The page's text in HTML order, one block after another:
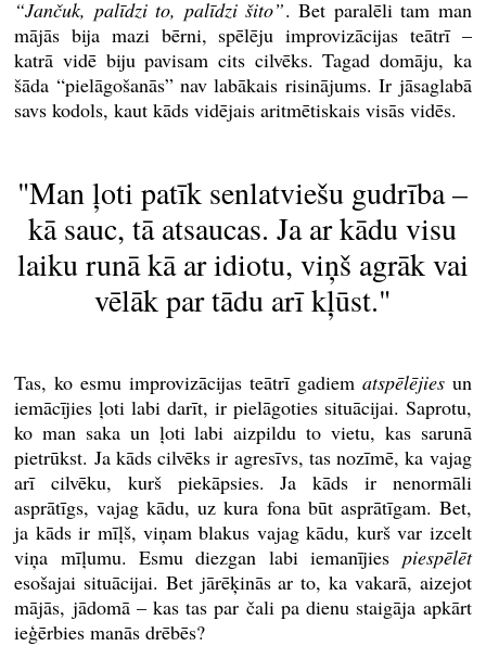
“Jančuk, palīdzi to, palīdzi šito”. Bet paralēli tam man
mājās bija mazi bērni, spēlēju improvizācijas teātrī –
katrā vidē biju pavisam cits cilvēks. Tagad domāju, ka
šāda “pielāgošanās” nav labākais risinājums. Ir jāsaglabā
savs kodols, kaut kāds vidējais aritmētiskais visās vidēs.
"Man ļoti patīk senlatviešu gudrība –
kā sauc, tā atsaucas. Ja ar kādu visu
laiku runā kā ar idiotu, viņš agrāk vai
vēlāk par tādu arī kļūst."
Tas, ko esmu improvizācijas teātrī gadiem atspēlējiesun
iemācījies ļoti labi darīt, ir pielāgoties situācijai. Saprotu,
ko man saka un ļoti labi aizpildu to vietu, kas sarunā
pietrūkst. Ja kāds cilvēks ir agresīvs, tas nozīmē, ka vajag
arī cilvēku, kurš piekāpsies. Ja kāds ir nenormāli
asprātīgs, vajag kādu, uz kura fona būt asprātīgam. Bet,
ja kāds ir mīļš, viņam blakus vajag kādu, kurš var izcelt
viņa mīļumu. Esmu diezgan labi iemanījies piespēlēt
esošajai situācijai. Bet jārēķinās ar to, ka vakarā, aizejot
mājās, jādomā – kas tas par čali pa dienu staigāja apkārt
ieģērbies manās drēbēs?